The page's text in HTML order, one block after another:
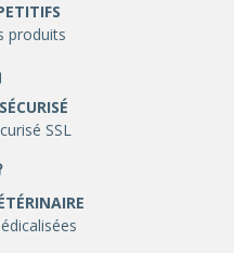
produits
SSL